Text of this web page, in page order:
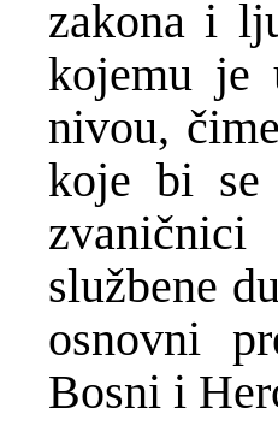
zakona i
kojemu je
nivou,
koje bi se
službene
osnovni
Bosni i